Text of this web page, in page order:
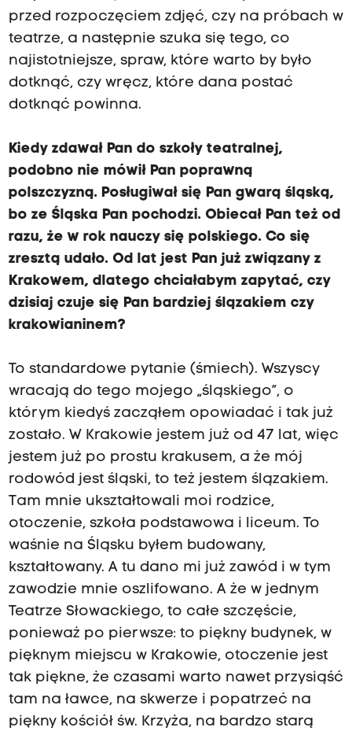
przed rozpoczęciem zdjęć, czy na próbach w
teatrze, a następnie szuka się tego, co
najistotniejsze, spraw, które warto by było
dotknąć, czy wręcz, które dana postać
dotknąć powinna.
Kiedy zdawał Pan do szkoły teatralnej,
podobno nie mówił Pan poprawną
polszczyzną. Posługiwał się Pan gwarą śląską,
bo ze Śląska Pan pochodzi. Obiecał Pan też od
razu, że w rok nauczy się polskiego. Co się
zresztą udało. Od lat jest Pan już związany z
Krakowem, dlatego chciałabym zapytać, czy
dzisiaj czuje się Pan bardziej ślązakiem czy
krakowianinem?
To standardowe pytanie (śmiech). Wszyscy
wracają do tego mojego „śląskiego”, o
którym kiedyś zacząłem opowiadać i tak już
zostało. W Krakowie jestem już od 47 lat, więc
jestem już po prostu krakusem, a że mój
rodowód jest śląski, to też jestem ślązakiem.
Tam mnie ukształtowali moi rodzice,
otoczenie, szkoła podstawowa i liceum. To
waśnie na Śląsku byłem budowany,
kształtowany. A tu dano mi już zawód i w tym
zawodzie mnie oszlifowano. A że w jednym
Teatrze Słowackiego, to całe szczęście,
ponieważ po pierwsze: to piękny budynek, w
pięknym miejscu w Krakowie, otoczenie jest
tak piękne, że czasami warto nawet przysiąść
tam na ławce, na skwerze i popatrzeć na
piękny kościół św. Krzyża, na bardzo starą